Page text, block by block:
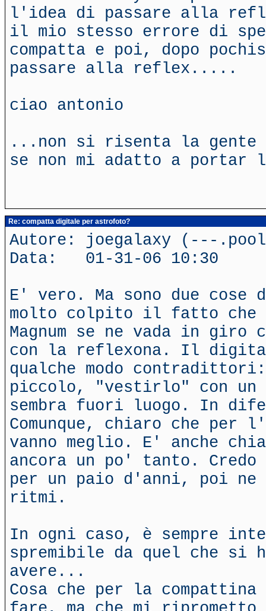
l'idea di passare alla
il mio stesso errore di
compatta e poi, dopo
passare alla reflex.....
ciao antonio
...non si risenta la gente
se non mi adatto a portar
Re: compatta digitale per astrofoto?
Autore: joegalaxy (---
Data: 01-31-06 10:30
E' vero. Ma sono due cose
molto colpito il fatto che
Magnum se ne vada in giro
con la reflexona. Il
qualche modo
piccolo, "vestirlo" con un
sembra fuori luogo. In
Comunque, chiaro che
vanno meglio. E' anche
ancora un po' tanto.
per un paio d'anni, poi
ritmi.
In ogni caso, è sempre
spremibile da quel che si
avere...
Cosa che per la compattina